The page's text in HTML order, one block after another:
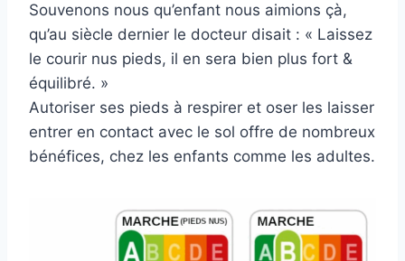
Souvenons nous qu’enfant nous aimions çà,
qu’au siècle dernier le docteur disait : « Laissez
le courir nus pieds, il en sera bien plus fort &
équilibré. »
Autoriser ses pieds à respirer et oser les laisser
entrer en contact avec le sol offre de nombreux
bénéfices, chez les enfants comme les adultes.